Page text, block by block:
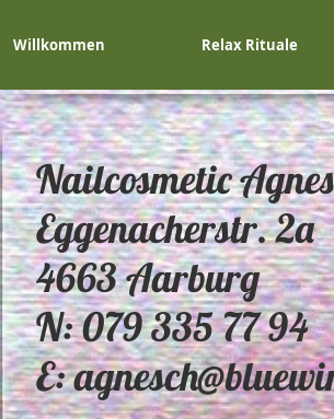
Willkommen Relax Rituale
Nailcosmetic Agnes
Eggenacherstr. 2a
4663 Aarburg
N: 079 335 77 94
E: